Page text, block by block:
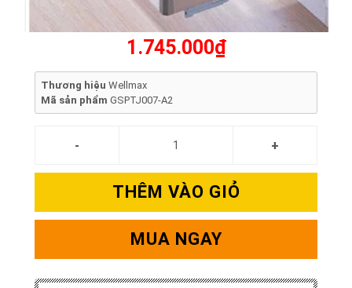
1.745.000₫
Thương hiệu Wellmax
Mã sản phẩm GSPTJ007-A2
THÊM VÀO GIỎ
MUA NGAY